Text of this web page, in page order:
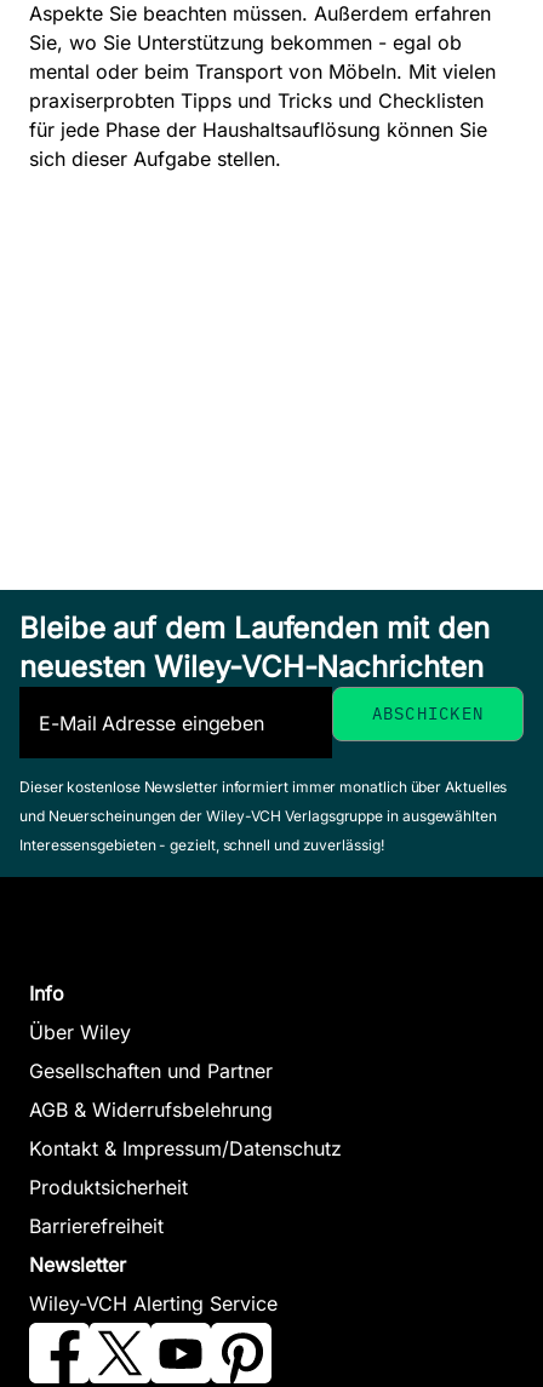
Aspekte Sie beachten müssen. Außerdem erfahren
Sie, wo Sie Unterstützung bekommen - egal ob
mental oder beim Transport von Möbeln. Mit vielen
praxiserprobten Tipps und Tricks und Checklisten
für jede Phase der Haushaltsauflösung können Sie
sich dieser Aufgabe stellen.
Bleibe auf dem Laufenden mit den
neuesten Wiley-VCH-Nachrichten
Dieser kostenlose Newsletter informiert immer monatlich über Aktuelles
und Neuerscheinungen der Wiley-VCH Verlagsgruppe in ausgewählten
Interessensgebieten - gezielt, schnell und zuverlässig!
Info
Über Wiley
Gesellschaften und Partner
AGB & Widerrufsbelehrung
Kontakt & Impressum/Datenschutz
Produktsicherheit
Barrierefreiheit
Newsletter
Wiley-VCH Alerting Service